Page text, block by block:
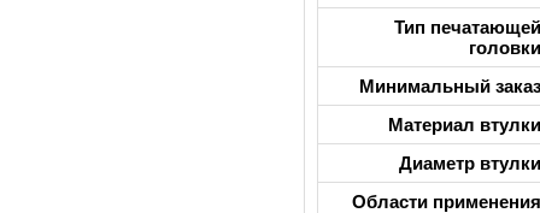
Тип печатающей
головки
Минимальный заказ
Материал втулки
Диаметр втулки
Области применения